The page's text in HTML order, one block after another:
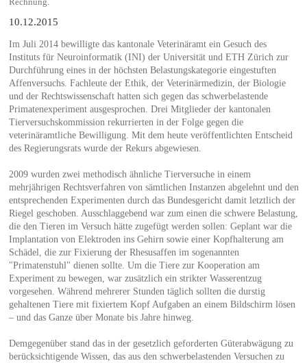
10.12.2015
Im Juli 2014 bewilligte das kantonale Veterinäramt ein Gesuch des
Instituts für Neuroinformatik (INI) der Universität und ETH Zürich zur
Durchführung eines in der höchsten Belastungskategorie eingestuften
Affenversuchs. Fachleute der Ethik, der Veterinärmedizin, der Biologie
und der Rechtswissenschaft hatten sich gegen das schwerbelastende
Primatenexperiment ausgesprochen. Drei Mitglieder der kantonalen
Tierversuchskommission rekurrierten in der Folge gegen die
veterinäramtliche Bewilligung. Mit dem heute veröffentlichten Entscheid
des Regierungsrats wurde der Rekurs abgewiesen.
2009 wurden zwei methodisch ähnliche Tierversuche in einem
mehrjährigen Rechtsverfahren von sämtlichen Instanzen abgelehnt und den
entsprechenden Experimenten durch das Bundesgericht damit letztlich der
Riegel geschoben. Ausschlaggebend war zum einen die schwere Belastung,
die den Tieren im Versuch hätte zugefügt werden sollen: Geplant war die
Implantation von Elektroden ins Gehirn sowie einer Kopfhalterung am
Schädel, die zur Fixierung der Rhesusaffen im sogenannten
"Primatenstuhl" dienen sollte. Um die Tiere zur Kooperation am
Experiment zu bewegen, war zusätzlich ein strikter Wasserentzug
vorgesehen. Während mehrerer Stunden täglich sollten die durstig
gehaltenen Tiere mit fixiertem Kopf Aufgaben an einem Bildschirm lösen
– und das Ganze über Monate bis Jahre hinweg.
Demgegenüber stand das in der gesetzlich geforderten Güterabwägung zu
berücksichtigende Wissen, das aus den schwerbelastenden Versuchen zu